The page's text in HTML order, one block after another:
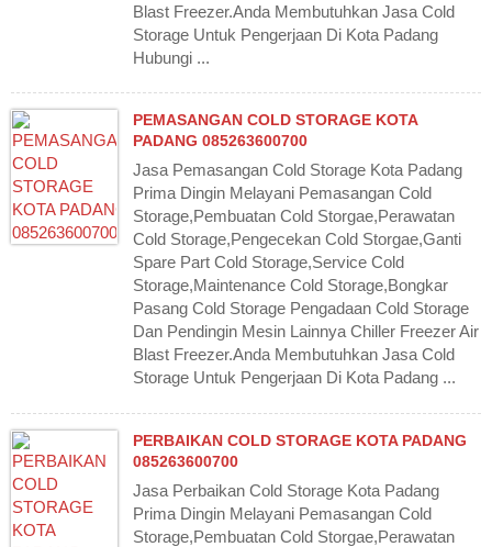
Blast Freezer.Anda Membutuhkan Jasa Cold
Storage Untuk Pengerjaan Di Kota Padang
Hubungi ...
PEMASANGAN COLD STORAGE KOTA
PADANG 085263600700
Jasa Pemasangan Cold Storage Kota Padang
Prima Dingin Melayani Pemasangan Cold
Storage,Pembuatan Cold Storgae,Perawatan
Cold Storage,Pengecekan Cold Storgae,Ganti
Spare Part Cold Storage,Service Cold
Storage,Maintenance Cold Storage,Bongkar
Pasang Cold Storage Pengadaan Cold Storage
Dan Pendingin Mesin Lainnya Chiller Freezer Air
Blast Freezer.Anda Membutuhkan Jasa Cold
Storage Untuk Pengerjaan Di Kota Padang ...
PERBAIKAN COLD STORAGE KOTA PADANG
085263600700
Jasa Perbaikan Cold Storage Kota Padang
Prima Dingin Melayani Pemasangan Cold
Storage,Pembuatan Cold Storgae,Perawatan